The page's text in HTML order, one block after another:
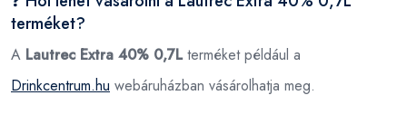
terméket?
A Lautrec Extra 40% 0,7Lterméket például a
Drinkcentrum.hu webáruházban vásárolhatja meg.